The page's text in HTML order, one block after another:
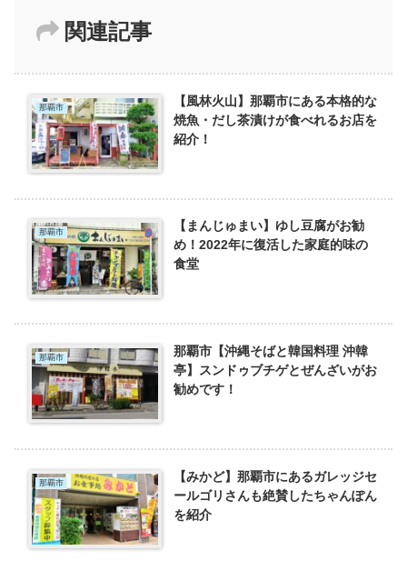
関連記事
那覇市
【風林火山】那覇市にある本格的な
焼魚・だし茶漬けが食べれるお店を
紹介！
那覇市
【まんじゅまい】ゆし豆腐がお勧
め！2022年に復活した家庭的味の
食堂
那覇市
那覇市【沖縄そばと韓国料理 沖韓
亭】スンドゥブチゲとぜんざいがお
勧めです！
那覇市
【みかど】那覇市にあるガレッジセ
ールゴリさんも絶賛したちゃんぽん
を紹介